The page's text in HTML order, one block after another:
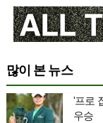
많이 본 뉴스
'프로
우승